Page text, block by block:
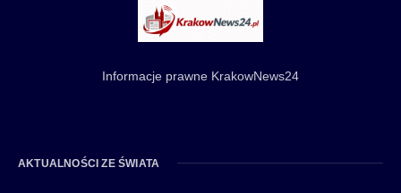
Informacje prawne KrakowNews24
AKTUALNOŚCI ZE ŚWIATA